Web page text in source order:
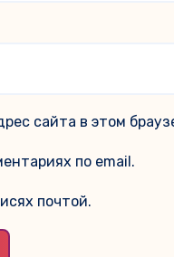
сайта в этом
по email.
почтой.